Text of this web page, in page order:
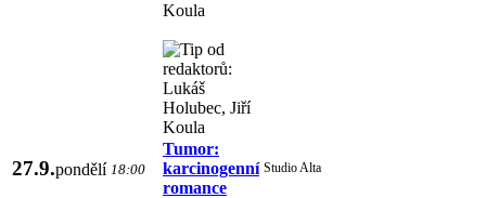
27.9.pondělí 18:00
Tumor:
karcinogenní
romance
Studio Alta